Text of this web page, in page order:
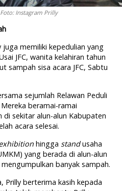
Instagram Prilly
juga memiliki kepedulian yang
JFC, wanita kelahiran tahun
sampah sisa acara JFC, Sabtu
sejumlah Relawan Peduli
beramai-ramai
sekitar alun-alun Kabupaten
acara selesai.
hingga standusaha
yang berada di alun-alun
banyak sampah.
Prilly berterima kasih kepada